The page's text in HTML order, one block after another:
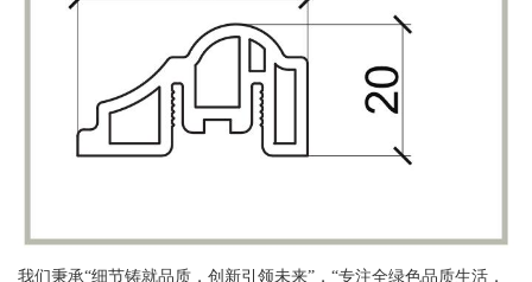
我们秉承“细节铸就品质，创新引领未来”，“专注全绿色品质生活，